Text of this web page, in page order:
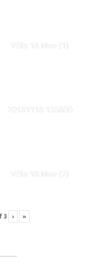
Vélo 18 Nov (1)
20181118 153830
Vélo 18 Nov (7)
3 › »